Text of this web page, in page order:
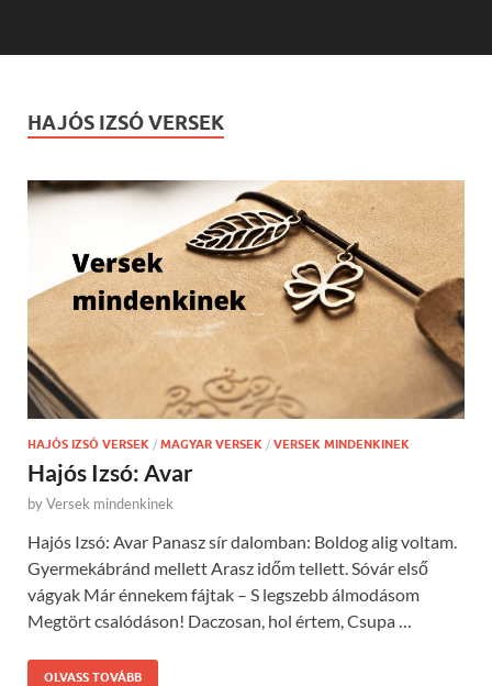
HAJÓS IZSÓ VERSEK
HAJÓS IZSÓ VERSEK / MAGYAR VERSEK / VERSEK MINDENKINEK
Hajós Izsó: Avar
byVersek mindenkinek
Hajós Izsó: Avar Panasz sír dalomban: Boldog alig voltam.
Gyermekábránd mellett Arasz időm tellett. Sóvár első
vágyak Már énnekem fájtak – S legszebb álmodásom
Megtört csalódáson! Daczosan, hol értem, Csupa …
OLVASS TOVÁBB